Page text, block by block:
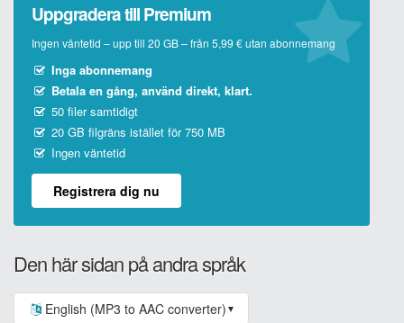
Uppgradera till Premium
Ingen väntetid – upp till 20 GB – från 5,99 € utan abonnemang
Inga abonnemang
Betala en gång, använd direkt, klart.
50 filer samtidigt
20 GB filgräns istället för 750 MB
Ingen väntetid
Registrera dig nu
Den här sidan på andra språk
English (MP3 to AAC converter) ▼